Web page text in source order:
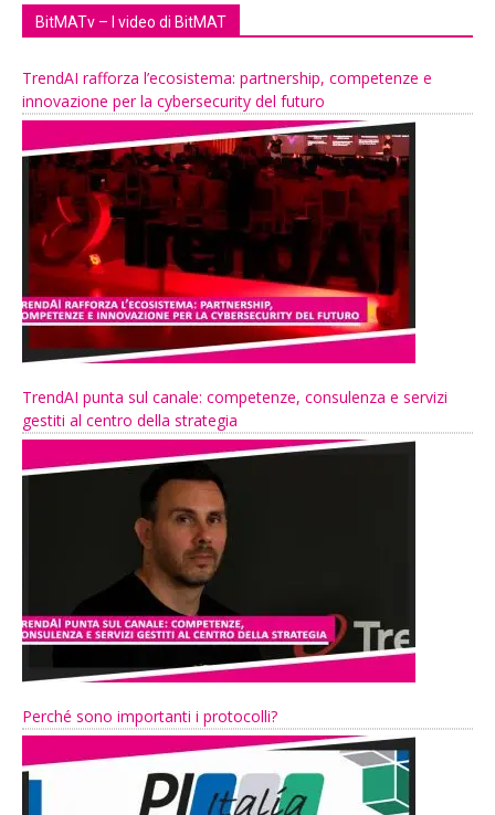
BitMATv – I video di BitMAT
TrendAI rafforza l’ecosistema: partnership, competenze e
innovazione per la cybersecurity del futuro
TrendAI punta sul canale: competenze, consulenza e servizi
gestiti al centro della strategia
Perché sono importanti i protocolli?